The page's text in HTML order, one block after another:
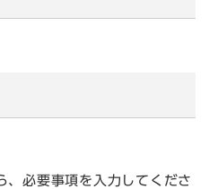
、必要事項を入力してくださ